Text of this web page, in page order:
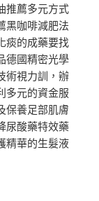
推薦多元方式
黑咖啡減肥法
痰的成藥要找
德國精密光學
術視力訓，辦
多元的資金服
保養足部肌膚
尿酸藥特效藥
精華的生髮液